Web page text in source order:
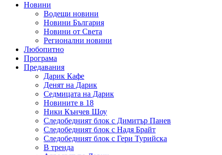
Новини
Водещи новини
Новини България
Новини от Света
Регионални новини
Любопитно
Програма
Предавания
Дарик Кафе
Денят на Дарик
Седмицата на Дарик
Новините в 18
Ники Кънчев Шоу
Следобедният блок с Димитър Панев
Следобедният блок с Надя Брайт
Следобедният блок с Гери Турийска
В тренда